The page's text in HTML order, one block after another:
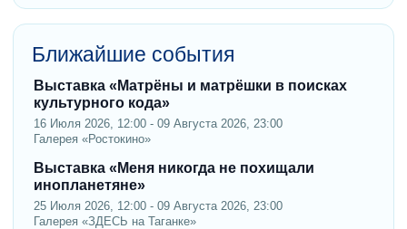
Ближайшие события
Выставка «Матрёны и матрёшки в поисках
культурного кода»
16 Июля 2026, 12:00 - 09 Августа 2026, 23:00
Галерея «Ростокино»
Выставка «Меня никогда не похищали
инопланетяне»
25 Июля 2026, 12:00 - 09 Августа 2026, 23:00
Галерея «ЗДЕСЬ на Таганке»